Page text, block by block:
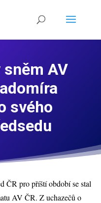
AV
svého
ČR pro příští období se stal
AV ČR. Z uchazečů o